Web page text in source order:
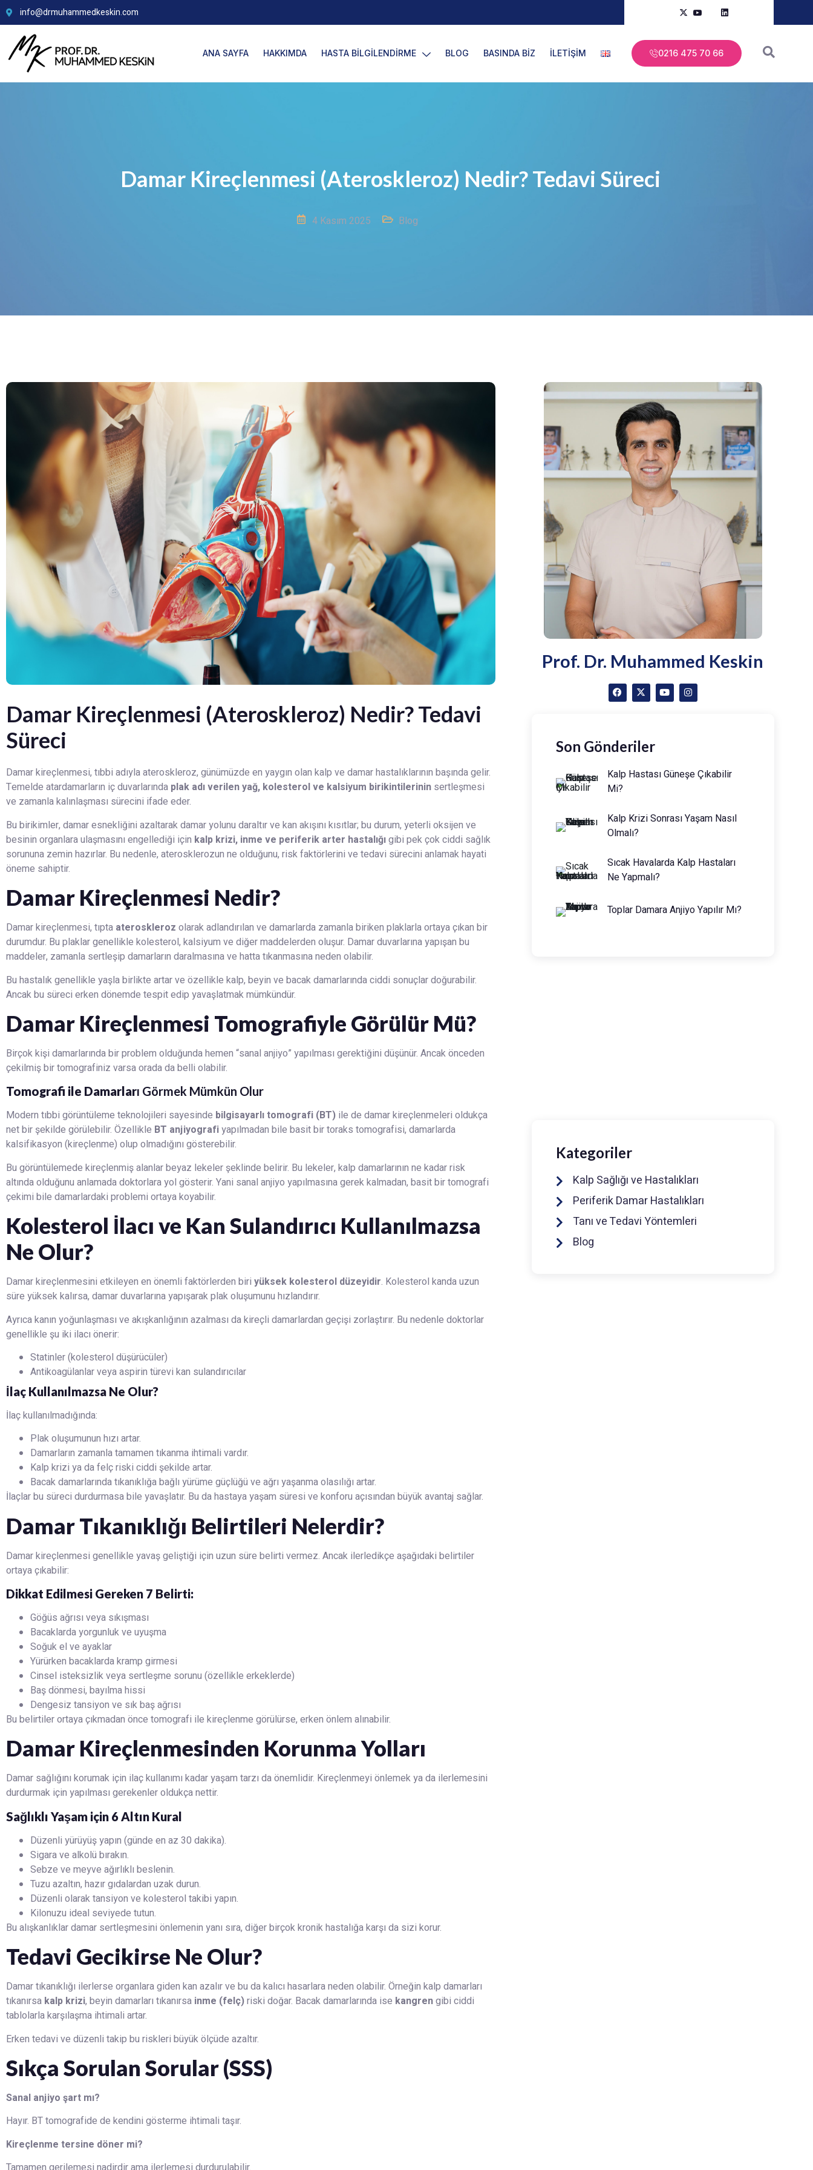
info@drmuhammedkeskin.com
ANA SAYFA HAKKIMDA HASTA BİLGİLENDİRME BLOG BASINDA BİZ İLETİŞİM 0216 475 70 66
Damar Kireçlenmesi (Ateroskleroz) Nedir? Tedavi Süreci
4 Kasım 2025 Blog
Damar Kireçlenmesi (Ateroskleroz) Nedir? Tedavi
Süreci
Damar kireçlenmesi, tıbbi adıyla ateroskleroz, günümüzde en yaygın olan kalp ve damar hastalıklarının başında gelir.
Temelde atardamarların iç duvarlarında plak adı verilen yağ, kolesterol ve kalsiyum birikintilerinin sertleşmesi
ve zamanla kalınlaşması sürecini ifade eder.
Bu birikimler, damar esnekliğini azaltarak damar yolunu daraltır ve kan akışını kısıtlar; bu durum, yeterli oksijen ve
besinin organlara ulaşmasını engellediği için kalp krizi, inme ve periferik arter hastalığıgibi pek çok ciddi sağlık
sorununa zemin hazırlar. Bu nedenle, aterosklerozun ne olduğunu, risk faktörlerini ve tedavi sürecini anlamak hayati
öneme sahiptir.
Damar Kireçlenmesi Nedir?
Damar kireçlenmesi, tıpta ateroskleroz olarak adlandırılan ve damarlarda zamanla biriken plaklarla ortaya çıkan bir
durumdur. Bu plaklar genellikle kolesterol, kalsiyum ve diğer maddelerden oluşur. Damar duvarlarına yapışan bu
maddeler, zamanla sertleşip damarların daralmasına ve hatta tıkanmasına neden olabilir.
Bu hastalık genellikle yaşla birlikte artar ve özellikle kalp, beyin ve bacak damarlarında ciddi sonuçlar doğurabilir.
Ancak bu süreci erken dönemde tespit edip yavaşlatmak mümkündür.
Damar Kireçlenmesi Tomografiyle Görülür Mü?
Birçok kişi damarlarında bir problem olduğunda hemen “sanal anjiyo” yapılması gerektiğini düşünür. Ancak önceden
çekilmiş bir tomografiniz varsa orada da belli olabilir.
Tomografi ile Damarları Görmek Mümkün Olur
Modern tıbbi görüntüleme teknolojileri sayesinde bilgisayarlı tomografi (BT) ile de damar kireçlenmeleri oldukça
net bir şekilde görülebilir. Özellikle BT anjiyografiyapılmadan bile basit bir toraks tomografisi, damarlarda
kalsifikasyon (kireçlenme) olup olmadığını gösterebilir.
Bu görüntülemede kireçlenmiş alanlar beyaz lekeler şeklinde belirir. Bu lekeler, kalp damarlarının ne kadar risk
altında olduğunu anlamada doktorlara yol gösterir. Yani sanal anjiyo yapılmasına gerek kalmadan, basit bir tomografi
çekimi bile damarlardaki problemi ortaya koyabilir.
Kolesterol İlacı ve Kan Sulandırıcı Kullanılmazsa
Ne Olur?
Damar kireçlenmesini etkileyen en önemli faktörlerden biri yüksek kolesterol düzeyidir. Kolesterol kanda uzun
süre yüksek kalırsa, damar duvarlarına yapışarak plak oluşumunu hızlandırır.
Ayrıca kanın yoğunlaşması ve akışkanlığının azalması da kireçli damarlardan geçişi zorlaştırır. Bu nedenle doktorlar
genellikle şu iki ilacı önerir:
Statinler (kolesterol düşürücüler)
Antikoagülanlar veya aspirin türevi kan sulandırıcılar
İlaç Kullanılmazsa Ne Olur?
İlaç kullanılmadığında:
Plak oluşumunun hızı artar.
Damarların zamanla tamamen tıkanma ihtimali vardır.
Kalp krizi ya da felç riski ciddi şekilde artar.
Bacak damarlarında tıkanıklığa bağlı yürüme güçlüğü ve ağrı yaşanma olasılığı artar.
İlaçlar bu süreci durdurmasa bile yavaşlatır. Bu da hastaya yaşam süresi ve konforu açısından büyük avantaj sağlar.
Damar Tıkanıklığı Belirtileri Nelerdir?
Damar kireçlenmesi genellikle yavaş geliştiği için uzun süre belirti vermez. Ancak ilerledikçe aşağıdaki belirtiler
ortaya çıkabilir:
Dikkat Edilmesi Gereken 7 Belirti:
Göğüs ağrısı veya sıkışması
Bacaklarda yorgunluk ve uyuşma
Soğuk el ve ayaklar
Yürürken bacaklarda kramp girmesi
Cinsel isteksizlik veya sertleşme sorunu (özellikle erkeklerde)
Baş dönmesi, bayılma hissi
Dengesiz tansiyon ve sık baş ağrısı
Bu belirtiler ortaya çıkmadan önce tomografi ile kireçlenme görülürse, erken önlem alınabilir.
Damar Kireçlenmesinden Korunma Yolları
Damar sağlığını korumak için ilaç kullanımı kadar yaşam tarzı da önemlidir. Kireçlenmeyi önlemek ya da ilerlemesini
durdurmak için yapılması gerekenler oldukça nettir.
Sağlıklı Yaşam için 6 Altın Kural
Düzenli yürüyüş yapın (günde en az 30 dakika).
Sigara ve alkolü bırakın.
Sebze ve meyve ağırlıklı beslenin.
Tuzu azaltın, hazır gıdalardan uzak durun.
Düzenli olarak tansiyon ve kolesterol takibi yapın.
Kilonuzu ideal seviyede tutun.
Bu alışkanlıklar damar sertleşmesini önlemenin yanı sıra, diğer birçok kronik hastalığa karşı da sizi korur.
Tedavi Gecikirse Ne Olur?
Damar tıkanıklığı ilerlerse organlara giden kan azalır ve bu da kalıcı hasarlara neden olabilir. Örneğin kalp damarları
tıkanırsa kalp krizi, beyin damarları tıkanırsa inme (felç)riski doğar. Bacak damarlarında ise kangrengibi ciddi
tablolarla karşılaşma ihtimali artar.
Erken tedavi ve düzenli takip bu riskleri büyük ölçüde azaltır.
Sıkça Sorulan Sorular (SSS)
Sanal anjiyo şart mı?
Hayır. BT tomografide de kendini gösterme ihtimali taşır.
Kireçlenme tersine döner mi?
Prof. Dr. Muhammed Keskin
Son Gönderiler
Kalp Hastası Güneşe Çıkabilir
Mi?
Kalp Krizi Sonrası Yaşam Nasıl
Olmalı?
Sıcak Havalarda Kalp Hastaları
Ne Yapmalı?
Toplar Damara Anjiyo Yapılır Mı?
Kategoriler
Kalp Sağlığı ve Hastalıkları
Periferik Damar Hastalıkları
Tanı ve Tedavi Yöntemleri
Blog